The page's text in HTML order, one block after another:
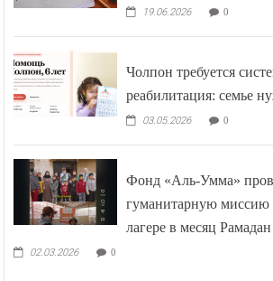
19.06.2026 0
Чолпон требуется
реабилитация: семье
03.05.2026 0
Фонд «Аль-Умма»
гуманитарную миссию
лагере в месяц Рамадан
02.03.2026 0